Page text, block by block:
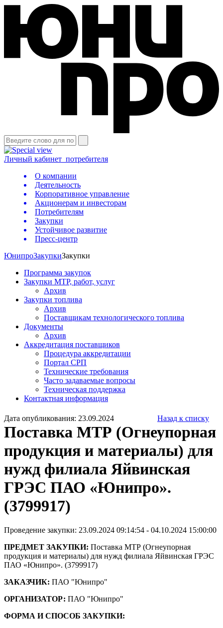
Личный кабинет потребителя
О компании
Деятельность
Корпоративное управление
Акционерам и инвесторам
Потребителям
Закупки
Устойчивое развитие
Пресс-центр
ЮнипроЗакупкиЗакупки
Программа закупок
Закупки МТР, работ, услуг
Архив
Закупки топлива
Архив
Поставщикам технологического топлива
Документы
Архив
Аккредитация поставщиков
Процедура аккредитации
Портал СРП
Технические требования
Часто задаваемые вопросы
Техническая поддержка
Контактная информация
Дата опубликования: 23.09.2024 Назад к списку
Поставка МТР (Огнеупорная
продукция и материалы) для
нужд филиала Яйвинская
ГРЭС ПАО «Юнипро».
(3799917)
Проведение закупки: 23.09.2024 09:14:54 - 04.10.2024 15:00:00
ПРЕДМЕТ ЗАКУПКИ: Поставка МТР (Огнеупорная
продукция и материалы) для нужд филиала Яйвинская ГРЭС
ПАО «Юнипро». (3799917)
ЗАКАЗЧИК: ПАО "Юнипро"
ОРГАНИЗАТОР: ПАО "Юнипро"
ФОРМА И СПОСОБ ЗАКУПКИ: